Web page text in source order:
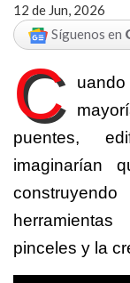
12 de Jun, 2026
Síguenos en
C
puentes,
imaginarían
pinceles y la